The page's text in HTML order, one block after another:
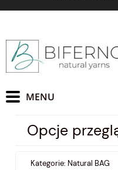
Opcje
Kategorie: Natural BAG